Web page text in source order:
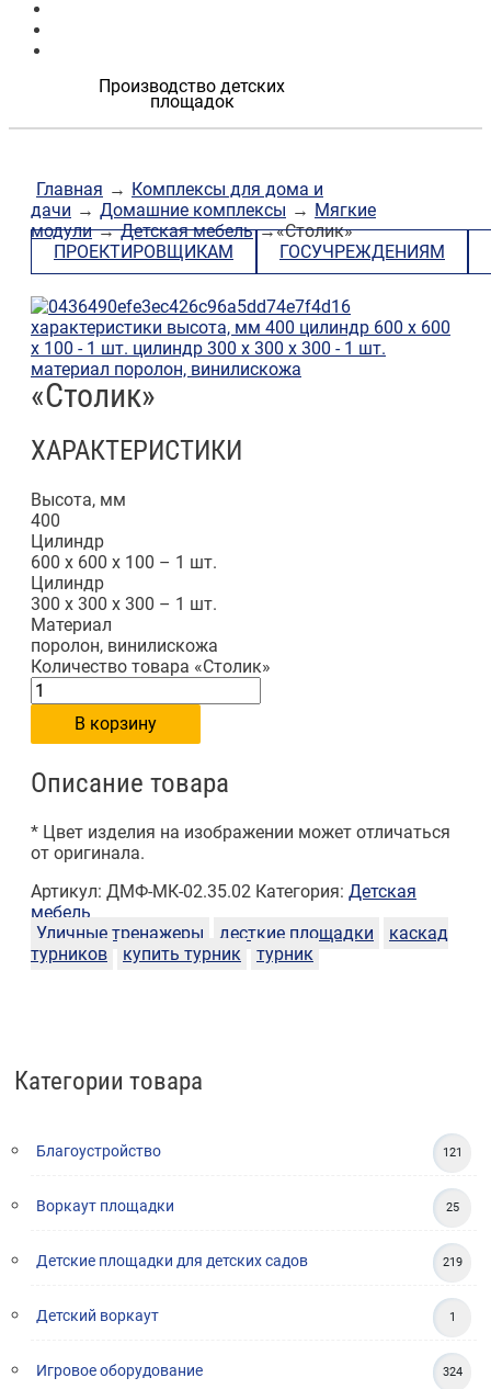
Производство детских
площадок
Категории товара
Благоустройство 121
Воркаут площадки 25
Детские площадки для детских садов 219
Детский воркаут 1
Игровое оборудование 324
Главная → Комплексы для дома и
дачи → Домашние комплексы → Мягкие
модули → Детская мебель →«Столик»
ПРОЕКТИРОВЩИКАМ
ГОСУЧРЕЖДЕНИЯМ
«Столик»
ХАРАКТЕРИСТИКИ
Высота, мм
400
Цилиндр
600 х 600 х 100 – 1 шт.
Цилиндр
300 х 300 х 300 – 1 шт.
Материал
поролон, винилискожа
Количество товара «Столик»
В корзину
Описание товара
* Цвет изделия на изображении может отличаться
от оригинала.
Артикул: ДМФ-МК-02.35.02 Категория: Детская
мебель
Уличные тренажеры
десткие площадки
каскад
турников
купить турник турник